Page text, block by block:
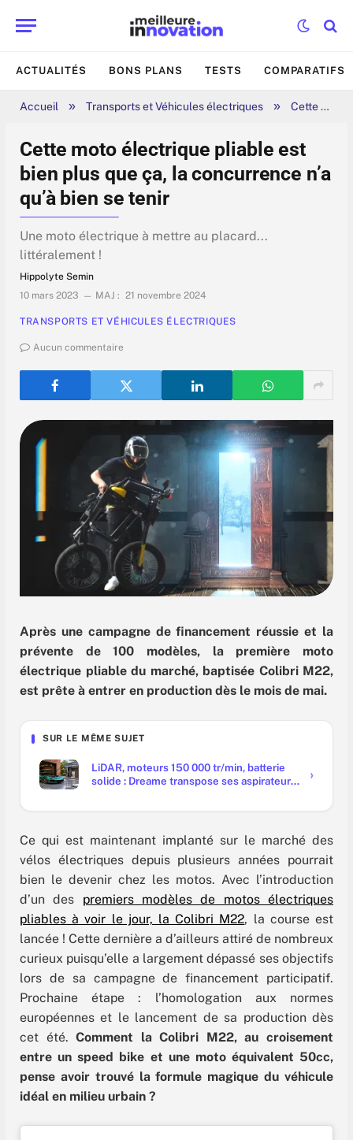
ACTUALITÉS BONS PLANS TESTS COMPARATIFS
Accueil » Transports et Véhicules électriques » Cette moto électrique pliable est bien plus que ça, la concurrence n’a qu’à bien se tenir
Cette moto électrique pliable est
bien plus que ça, la concurrence n’a
qu’à bien se tenir
Une moto électrique à mettre au placard...
littéralement !
Hippolyte Semin
10 mars 2023
MAJ : 21 novembre 2024
TRANSPORTS ET VÉHICULES ÉLECTRIQUES
Aucun commentaire
Après une campagne de financement réussie et la
prévente de 100 modèles, la première moto
électrique pliable du marché, baptisée Colibri M22,
est prête à entrer en production dès le mois de mai.
SUR LE MÊME SUJET
LiDAR, moteurs 150 000 tr/min, batterie
solide : Dreame transpose ses aspirateurs
Ce qui est maintenant implanté sur le marché des
vélos électriques depuis plusieurs années pourrait
bien le devenir chez les motos. Avec l’introduction
d’un des premiers modèles de motos électriques
pliables à voir le jour, la Colibri M22, la course est
lancée ! Cette dernière a d’ailleurs attiré de nombreux
curieux puisqu’elle a largement dépassé ses objectifs
lors de sa campagne de financement participatif.
Prochaine étape : l’homologation aux normes
européennes et le lancement de sa production dès
cet été.Comment la Colibri M22, au croisement
entre un speed bike et une moto équivalent 50cc,
pense avoir trouvé la formule magique du véhicule
idéal en milieu urbain ?